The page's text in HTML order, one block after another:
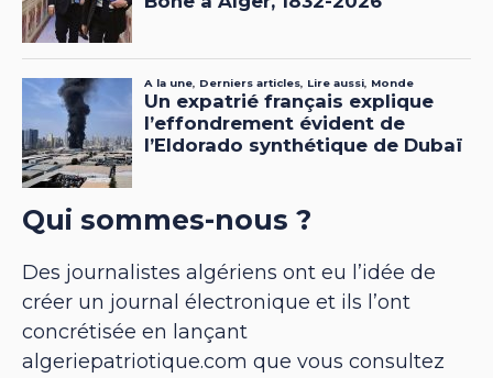
Qui sommes-nous ?
Des journalistes algériens ont eu l’idée de
créer un journal électronique et ils l’ont
concrétisée en lançant
algeriepatriotique.com que vous consultez